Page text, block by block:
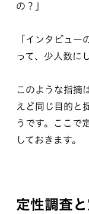
の？」
「インタビュー
って、少人数に
このような指摘
えど同じ目的と
うです。ここで
しておきます。
定性調査